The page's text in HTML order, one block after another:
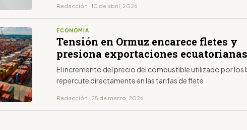
Redacción · 10 de abril, 2026
ECONOMÍA
Tensión en Ormuz encarece fletes y
presiona exportaciones ecuatorianas
El incremento del precio del combustible utilizado por los
repercute directamente en las tarifas de flete
Redacción · 25 de marzo, 2026